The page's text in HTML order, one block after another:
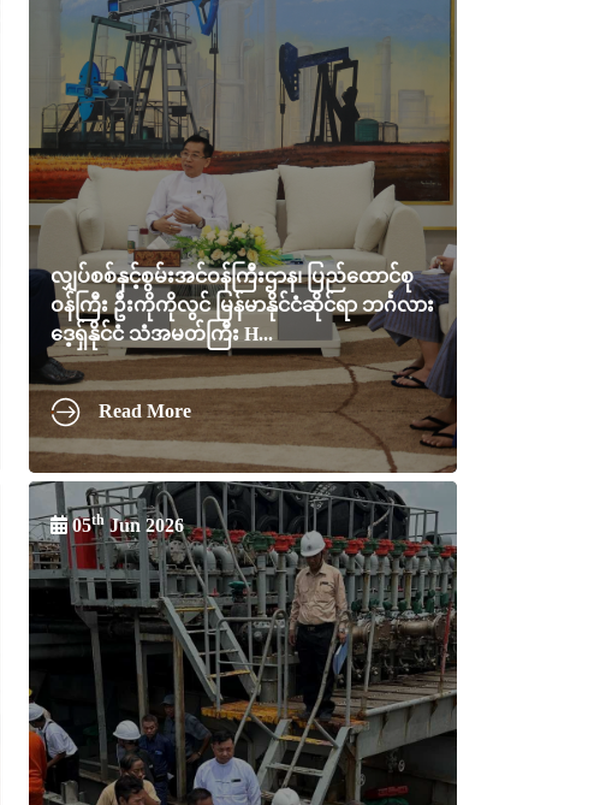
လျှပ်စစ်နှင့်စွမ်းအင်ဝန်ကြီးဌာန၊ ပြည်ထောင်စု
ဝန်ကြီး ဦးကိုကိုလွင် မြန်မာနိုင်ငံဆိုင်ရာ ဘင်္ဂလား
ဒေ့ရှ်နိုင်ငံ သံအမတ်ကြီး H...
Read More
05thJun 2026